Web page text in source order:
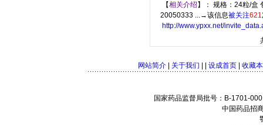
【相关介绍 】： 规格：24粒/盒
20050333 ...→该信息被关注621
http://www.ypxx.net/
网站简介 关于我们 设成首页 收藏
国家药品监督局批号：B-1701-
中国药品招